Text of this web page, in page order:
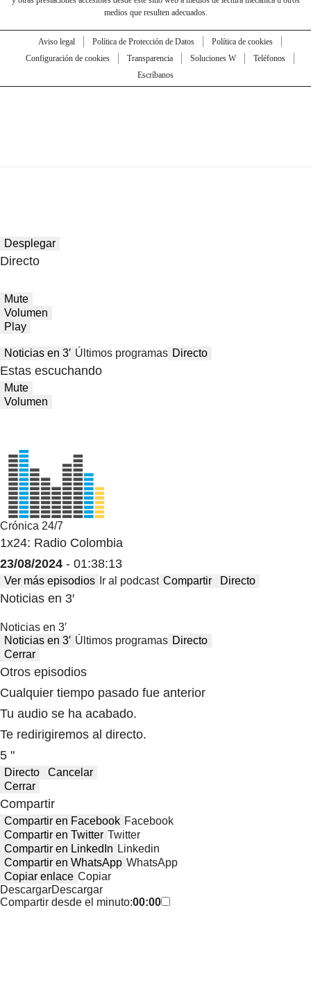
medios que resulten adecuados.
Aviso legal Política de Protección de Datos
Política de cookies
Configuración de cookies
Transparencia Soluciones W
Teléfonos
Escríbanos
Desplegar
Directo
Mute
Volumen
Play
Noticias en 3′ Últimos programas Directo
Estas escuchando
Mute
Volumen
Crónica 24/7
1x24: Radio Colombia
23/08/2024 - 01:38:13
Ver más episodios Ir al podcast Compartir Directo
Noticias en 3′
Noticias en 3′
Noticias en 3′ Últimos programas Directo
Cerrar
Otros episodios
Cualquier tiempo pasado fue anterior
Tu audio se ha acabado.
Te redirigiremos al directo.
5 "
Directo
Cancelar
Cerrar
Compartir
Compartir en Facebook Facebook
Compartir en Twitter Twitter
Compartir en LinkedIn Linkedin
Compartir en WhatsApp WhatsApp
Copiar enlace Copiar
DescargarDescargar
Compartir desde el minuto:00:00